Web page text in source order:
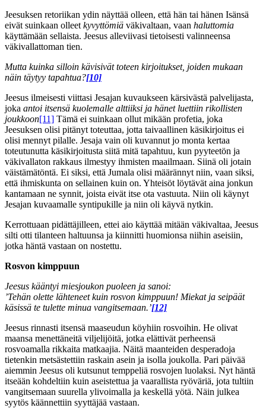
Jeesuksen retoriikan ydin näyttää olleen, että hän tai hänen Isänsä
eivät suinkaan olleet kyvyttömiä väkivaltaan, vaan haluttomia
käyttämään sellaista. Jeesus alleviivasi tietoisesti valinneensa
väkivallattoman tien.
Mutta kuinka silloin kävisivät toteen kirjoitukset, joiden mukaan
näin täytyy tapahtua?[10]
Jeesus ilmeisesti viittasi Jesajan kuvaukseen kärsivästä palvelijasta,
joka antoi itsensä kuolemalle alttiiksi ja hänet luettiin rikollisten
joukkoon[11] Tämä ei suinkaan ollut mikään profetia, joka
Jeesuksen olisi pitänyt toteuttaa, jotta taivaallinen käsikirjoitus ei
olisi mennyt pilalle. Jesaja vain oli kuvannut jo monta kertaa
toteutunutta käsikirjoitusta siitä mitä tapahtuu, kun pyyteetön ja
väkivallaton rakkaus ilmestyy ihmisten maailmaan. Siinä oli jotain
väistämätöntä. Ei siksi, että Jumala olisi määrännyt niin, vaan siksi,
että ihmiskunta on sellainen kuin on. Yhteisöt löytävät aina jonkun
kantamaan ne synnit, joista eivät itse ota vastuuta. Niin oli käynyt
Jesajan kuvaamalle syntipukille ja niin oli käyvä nytkin.
Kerrottuaan pidättäjilleen, ettei aio käyttää mitään väkivaltaa, Jeesus
silti otti tilanteen haltuunsa ja kiinnitti huomionsa niihin aseisiin,
jotka häntä vastaan on nostettu.
Rosvon kimppuun
Jeesus kääntyi miesjoukon puoleen ja sanoi:
’Tehän olette lähteneet kuin rosvon kimppuun! Miekat ja seipäät
käsissä te tulette minua vangitsemaan.’[12]
Jeesus rinnasti itsensä maaseudun köyhiin rosvoihin. He olivat
maansa menettäneitä viljelijöitä, jotka elättivät perheensä
rosvoamalla rikkaita matkaajia. Näitä maanteiden desperadoja
tietenkin metsästettiin raskain asein ja isolla joukolla. Pari päivää
aiemmin Jeesus oli kutsunut temppeliä rosvojen luolaksi. Nyt häntä
itseään kohdeltiin kuin aseistettua ja vaarallista ryöväriä, jota tultiin
vangitsemaan suurella ylivoimalla ja keskellä yötä. Näin julkea
syytös käännettiin syyttäjää vastaan.